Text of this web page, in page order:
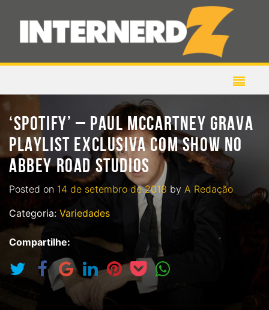
‘SPOTIFY’ – PAUL MCCARTNEY GRAVA
PLAYLIST EXCLUSIVA COM SHOW NO
ABBEY ROAD STUDIOS
Posted on 14 de setembro de 2018 by A Redação
Categoria: Variedades
Compartilhe: